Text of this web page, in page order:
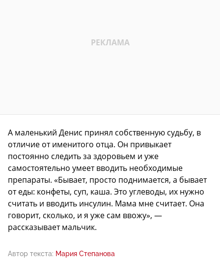
А маленький Денис принял собственную судьбу, в
отличие от именитого отца. Он привыкает
постоянно следить за здоровьем и уже
самостоятельно умеет вводить необходимые
препараты. «Бывает, просто поднимается, а бывает
от еды: конфеты, суп, каша. Это углеводы, их нужно
считать и вводить инсулин. Мама мне считает. Она
говорит, сколько, и я уже сам ввожу», —
рассказывает мальчик.
Автор текста: Мария Степанова